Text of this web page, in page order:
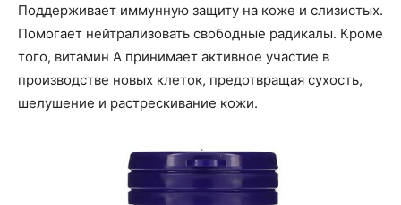
Поддерживает иммунную защиту на коже и слизистых.
Помогает нейтрализовать свободные радикалы. Кроме
того, витамин A принимает активное участие в
производстве новых клеток, предотвращая сухость,
шелушение и растрескивание кожи.